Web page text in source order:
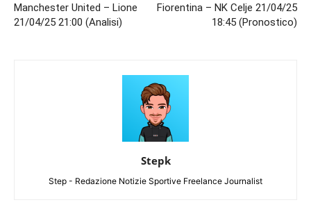
Manchester United – Lione
21/04/25 21:00 (Analisi)
Fiorentina – NK Celje 21/04/25
18:45 (Pronostico)
Stepk
Step - Redazione Notizie Sportive Freelance Journalist